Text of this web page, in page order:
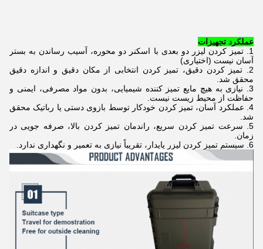
عملکرد تجهیزات
1. تمیز کردن لیزر دو بعدی با اسکنر دو محوره، آسیب رساندن به بستر
آسان نیست (اختیاری)
2. تمیز کردن دقیق، تمیز کردن انتخابی از مکان دقیق و اندازه دقیق
محقق شد.
3. نیازی به هیچ مایع تمیز کننده شیمیایی، بدون مواد مصرفی، ایمنی و
حفاظت از محیط زیست نیست.
4. عملکرد آسان، تمیز کردن خودکار توسط بازوی دستی یا رباتیک محقق
شد.
5. سرعت تمیز کردن سریع، راندمان تمیز کردن بالا، صرفه جویی در
زمان.
6. سیستم تمیز کردن لیزر پایدار، تقریباً نیازی به تعمیر و نگهداری ندارد.